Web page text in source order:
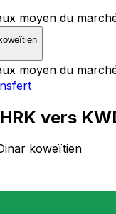
moyen du
moyen du
vers
koweïtien